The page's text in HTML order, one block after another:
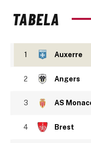
TABELA
1 Auxerre
2 Angers
3 AS
4 Brest